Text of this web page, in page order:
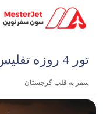
تور 4 روزه تفلیس | 18 شهریور 1404
سفر به قلب گرجستان